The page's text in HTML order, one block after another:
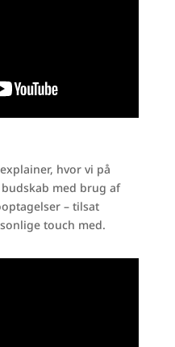
hvor vi på
med brug af
– tilsat
touch med.